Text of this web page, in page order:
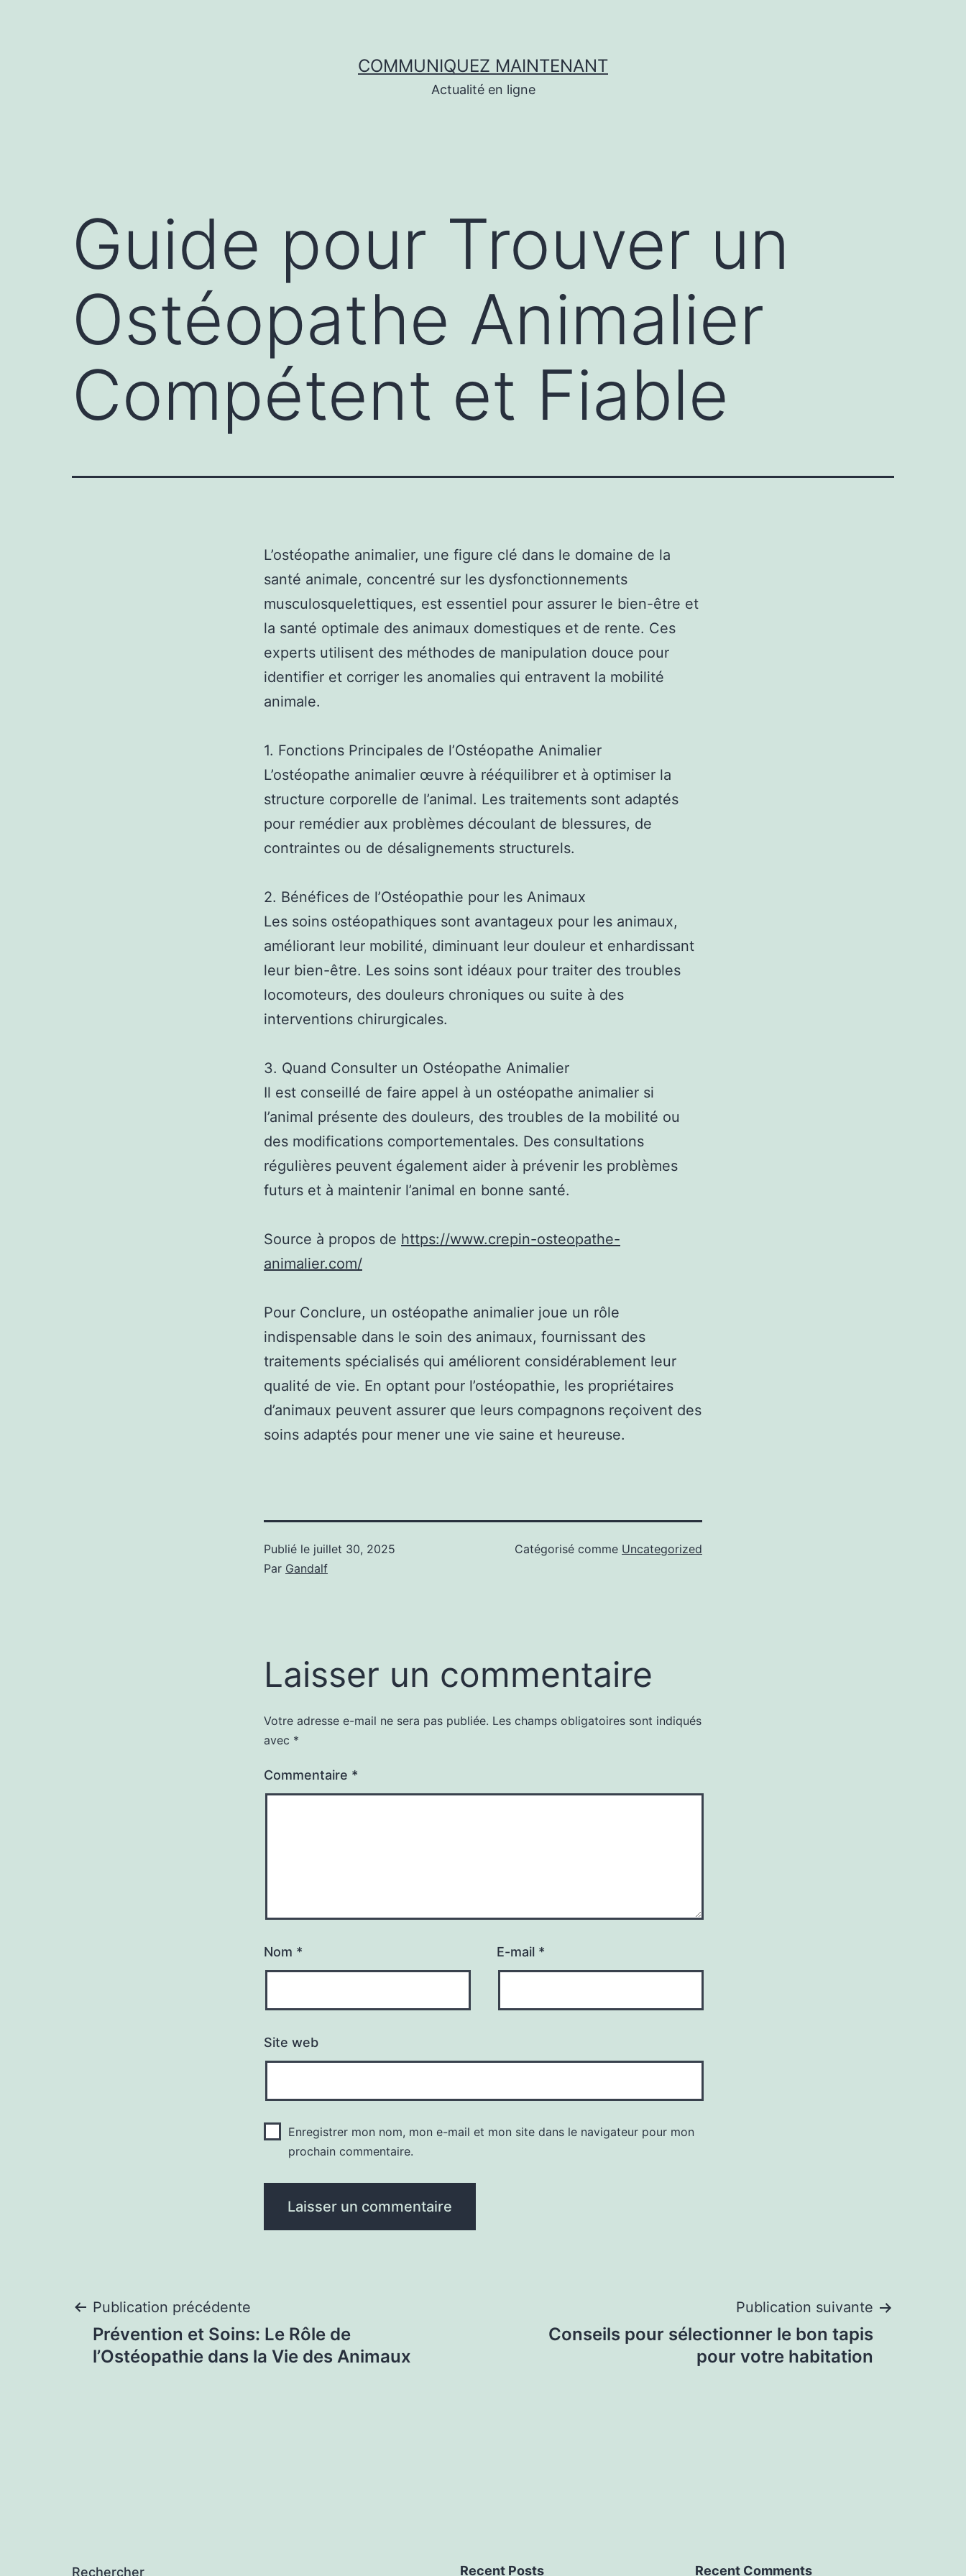
COMMUNIQUEZ MAINTENANT
Actualité en ligne
Guide pour Trouver un
Ostéopathe Animalier
Compétent et Fiable
L’ostéopathe animalier, une figure clé dans le domaine de la
santé animale, concentré sur les dysfonctionnements
musculosquelettiques, est essentiel pour assurer le bien-être et
la santé optimale des animaux domestiques et de rente. Ces
experts utilisent des méthodes de manipulation douce pour
identifier et corriger les anomalies qui entravent la mobilité
animale.
1. Fonctions Principales de l’Ostéopathe Animalier
L’ostéopathe animalier œuvre à rééquilibrer et à optimiser la
structure corporelle de l’animal. Les traitements sont adaptés
pour remédier aux problèmes découlant de blessures, de
contraintes ou de désalignements structurels.
2. Bénéfices de l’Ostéopathie pour les Animaux
Les soins ostéopathiques sont avantageux pour les animaux,
améliorant leur mobilité, diminuant leur douleur et enhardissant
leur bien-être. Les soins sont idéaux pour traiter des troubles
locomoteurs, des douleurs chroniques ou suite à des
interventions chirurgicales.
3. Quand Consulter un Ostéopathe Animalier
Il est conseillé de faire appel à un ostéopathe animalier si
l’animal présente des douleurs, des troubles de la mobilité ou
des modifications comportementales. Des consultations
régulières peuvent également aider à prévenir les problèmes
futurs et à maintenir l’animal en bonne santé.
Source à propos de https://www.crepin-osteopathe-
animalier.com/
Pour Conclure, un ostéopathe animalier joue un rôle
indispensable dans le soin des animaux, fournissant des
traitements spécialisés qui améliorent considérablement leur
qualité de vie. En optant pour l’ostéopathie, les propriétaires
d’animaux peuvent assurer que leurs compagnons reçoivent des
soins adaptés pour mener une vie saine et heureuse.
Publié le juillet 30, 2025
Par Gandalf
Catégorisé comme Uncategorized
Laisser un commentaire
Votre adresse e-mail ne sera pas publiée. Les champs obligatoires sont indiqués
avec *
Commentaire *
Nom * E-mail *
Site web
Enregistrer mon nom, mon e-mail et mon site dans le navigateur pour mon
prochain commentaire.
Navigation
de
Publication précédente
Prévention et Soins: Le Rôle de
l’Ostéopathie dans la Vie des Animaux
Publication suivante
Conseils pour sélectionner le bon tapis
pour votre habitation
Rechercher Recent Posts Recent Comments